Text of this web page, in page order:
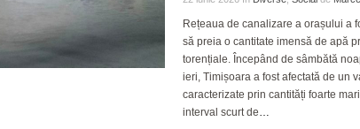
Timișoara are de luni șase
onoare/FOTO - 3 August 2026
View all
va
În
TERASĂ
CU
Rețeaua de canalizare a orașului a
să preia o cantitate imensă de apă
torențiale. Începând de sâmbătă
ieri, Timișoara a fost afectată de un
caracterizate prin cantități foarte
interval scurt de…